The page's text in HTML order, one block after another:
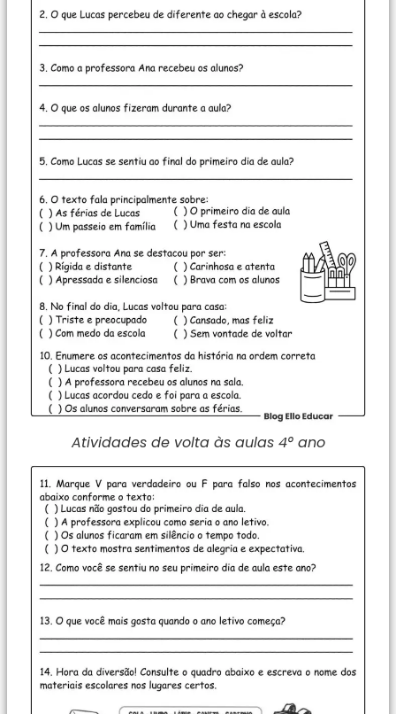
Atividades de volta às aulas 4° ano